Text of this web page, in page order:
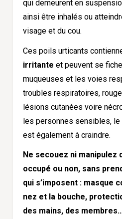
qui demeurent en
ainsi être inhalés ou
visage et du cou.
Ces poils urticants
irritante et peuvent se
muqueuses et les voies
troubles respiratoires,
lésions cutanées voire
les personnes sensibles, le
est également à craindre.
Ne secouez ni manipulez
occupé ou non, sans
qui s’imposent :masque
nez et la bouche,
des mains, des